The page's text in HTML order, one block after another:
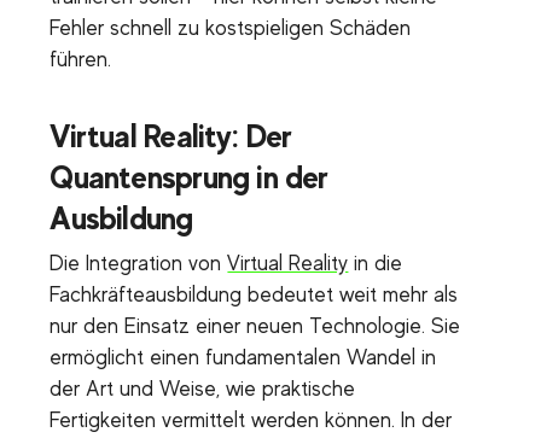
Fehler schnell zu kostspieligen Schäden
führen.
Virtual Reality: Der
Quantensprung in der
Ausbildung
Die Integration vonVirtual Reality in die
Fachkräfteausbildung bedeutet weit mehr als
nur den Einsatz einer neuen Technologie. Sie
ermöglicht einen fundamentalen Wandel in
der Art und Weise, wie praktische
Fertigkeiten vermittelt werden können. In der